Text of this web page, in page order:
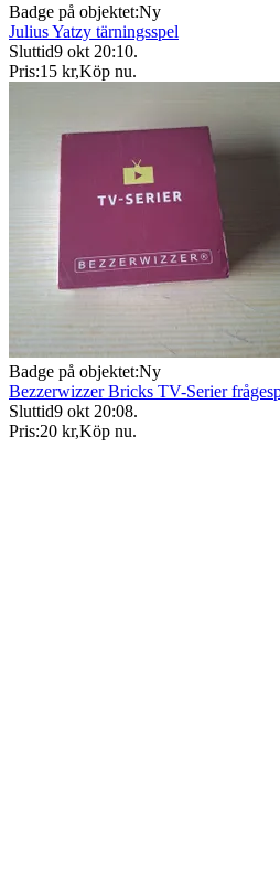
Badge på objektet:Ny
Julius Yatzy tärningsspel
Sluttid9 okt 20:10.
Pris:15 kr,Köp nu.
Badge på objektet:Ny
Bezzerwizzer Bricks TV-Serier
Sluttid9 okt 20:08.
Pris:20 kr,Köp nu.